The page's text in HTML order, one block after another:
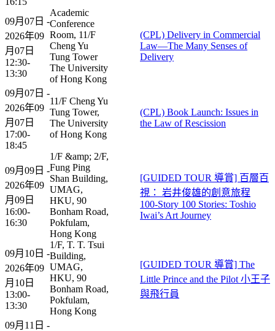
09月07日 -
2026年09
月07日
12:30-
13:30
Academic
Conference
Room, 11/F
Cheng Yu
Tung Tower
The University
of Hong Kong
(CPL) Delivery in Commercial
Law—The Many Senses of
Delivery
09月07日 -
2026年09
月07日
17:00-
18:45
11/F Cheng Yu
Tung Tower,
The University
of Hong Kong
(CPL) Book Launch: Issues in
the Law of Rescission
09月09日 -
2026年09
月09日
16:00-
16:30
1/F &amp; 2/F,
Fung Ping
Shan Building,
UMAG,
HKU, 90
Bonham Road,
Pokfulam,
Hong Kong
[GUIDED TOUR 導賞] 百層百
視： 岩井俊雄的創意旅程
100-Story 100 Stories: Toshio
Iwai’s Art Journey​
09月10日 -
2026年09
月10日
13:00-
13:30
1/F, T. T. Tsui
Building,
UMAG,
HKU, 90
Bonham Road,
Pokfulam,
Hong Kong
[GUIDED TOUR 導賞] The
Little Prince and the Pilot 小王子
與飛行員
09月11日 -